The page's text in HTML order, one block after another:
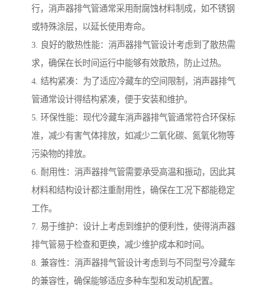
行，消声器排气管通常采用耐腐蚀材料制成，如不锈钢
或特殊涂层，以延长使用寿命。
3. 良好的散热性能：消声器排气管设计考虑到了散热需
求，确保在长时间运行中能够有效散热，防止过热。
4. 结构紧凑：为了适应冷藏车的空间限制，消声器排气
管通常设计得结构紧凑，便于安装和维护。
5. 环保性能：现代冷藏车消声器排气管通常符合环保标
准，减少有害气体排放，如减少二氧化碳、氮氧化物等
污染物的排放。
6. 耐用性：消声器排气管需要承受高温和振动，因此其
材料和结构设计都注重耐用性，确保在工况下都能稳定
工作。
7. 易于维护：设计上考虑到维护的便利性，使得消声器
排气管易于检查和更换，减少维护成本和时间。
8. 兼容性：消声器排气管设计考虑到与不同型号冷藏车
的兼容性，确保能够适应多种车型和发动机配置。